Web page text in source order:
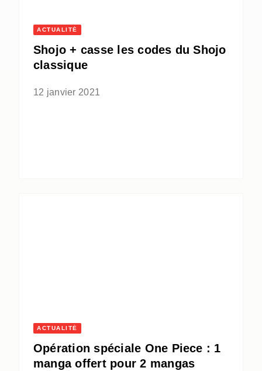
ACTUALITÉ
Shojo + casse les codes du Shojo
classique
12 janvier 2021
ACTUALITÉ
Opération spéciale One Piece : 1
manga offert pour 2 mangas